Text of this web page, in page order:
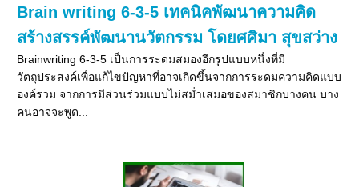
Brain writing 6-3-5 เทคนิคพัฒนาความคิด
สร้างสรรค์พัฒนานวัตกรรม โดยศศิมา สุขสว่าง
Brainwriting 6-3-5 เป็นการระดมสมองอีกรูปแบบหนึ่งที่มี
วัตถุประสงค์เพื่อแก้ไขปัญหาที่อาจเกิดขึ้นจากการระดมความคิดแบบ
องค์รวม จากการมีส่วนร่วมแบบไม่สม่ำเสมอของสมาชิกบางคน บาง
คนอาจจะพูด...